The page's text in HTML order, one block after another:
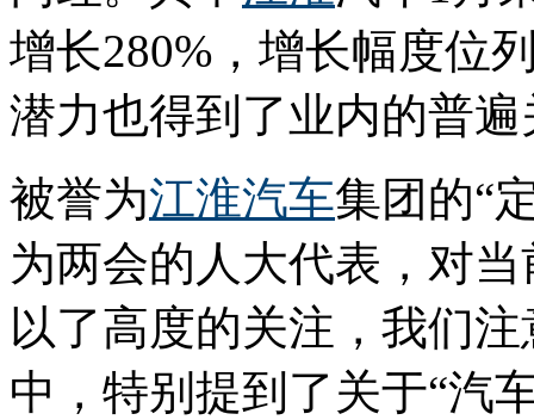
增长280%，增长幅度位
潜力也得到了业内的普遍
被誉为江淮汽车集团的“
为两会的人大代表，对
以了高度的关注，我们
中，特别提到了关于“汽